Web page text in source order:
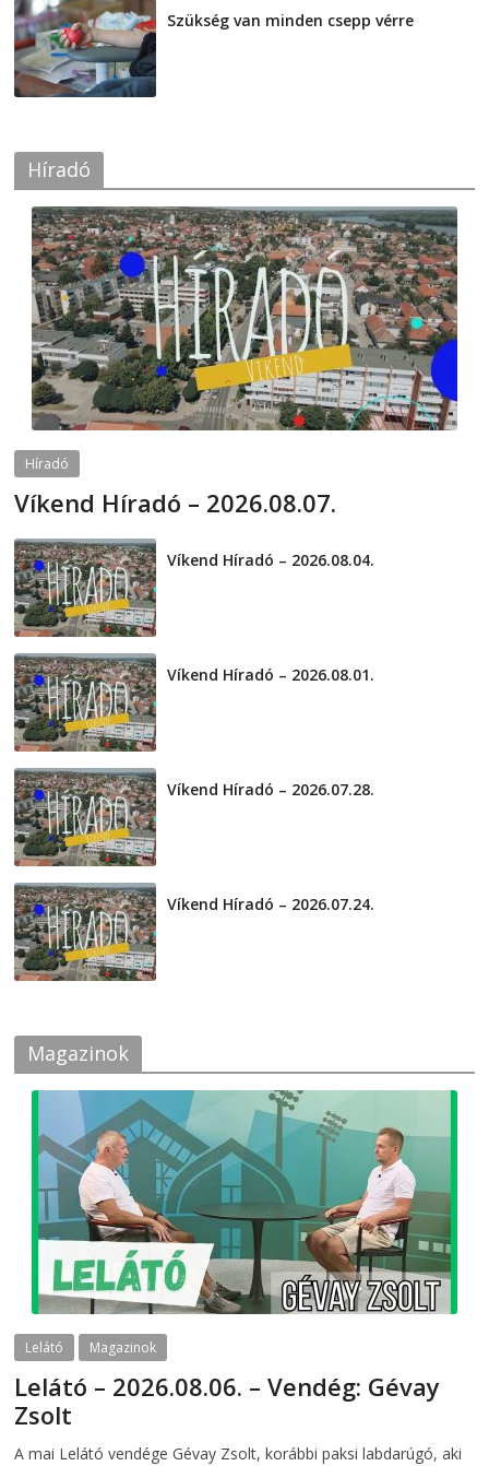
Szükség van minden csepp vérre
Híradó
Híradó
Víkend Híradó – 2026.08.07.
Víkend Híradó – 2026.08.04.
Víkend Híradó – 2026.08.01.
Víkend Híradó – 2026.07.28.
Víkend Híradó – 2026.07.24.
Magazinok
Lelátó Magazinok
Lelátó – 2026.08.06. – Vendég: Gévay
Zsolt
A mai Lelátó vendége Gévay Zsolt, korábbi paksi labdarúgó, aki